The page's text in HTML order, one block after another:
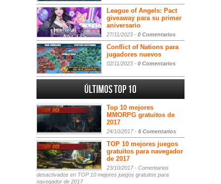
League of Angels: Pact
giveaway para su primer
aniversario
27/11/2023 - 0 Comentarios
Conflict of Nations para
jugadores nuevos
02/11/2023 - 0 Comentarios
Últimos Top 10
Top 10 mejores
MMORPG gratuitos de
2017
24/10/2017 - 6 Comentarios
TOP 10 mejores juegos
gratuitos para navegador
de 2017
23/10/2017 - Comentarios
desactivados en TOP 10 mejores juegos gratuitos para
navegador de 2017